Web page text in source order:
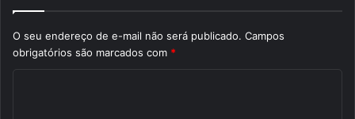
O seu endereço de e-mail não será publicado. Campos
obrigatórios são marcados com *